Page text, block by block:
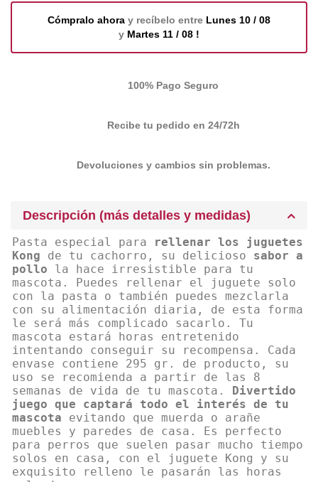
Cómpralo ahora y recíbelo entre Lunes 10 / 08
y Martes 11 / 08 !
100% Pago Seguro
Recibe tu pedido en 24/72h
Devoluciones y cambios sin problemas.
Descripción (más detalles y medidas)
Pasta especial para
rellenar los juguetes
Kong de tu cachorro, su delicioso sabor a
pollo la hace irresistible para tu
mascota. Puedes rellenar el juguete solo
con la pasta o también puedes mezclarla
con su alimentación diaria, de esta forma
le será más complicado sacarlo. Tu
mascota estará horas entretenido
intentando conseguir su recompensa. Cada
envase contiene 295 gr. de producto, su
uso se recomienda a partir de las 8
semanas de vida de tu mascota. Divertido
juego que captará todo el interés de tu
mascota evitando que muerda o arañe
muebles y paredes de casa. Es perfecto
para perros que suelen pasar mucho tiempo
solos en casa, con el juguete Kong y su
exquisito relleno le pasarán las horas